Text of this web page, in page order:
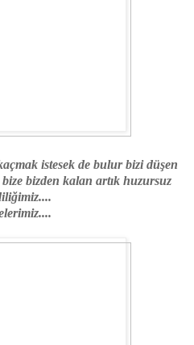
istesek de bulur bizi düşen
bize bizden kalan artık huzursuz